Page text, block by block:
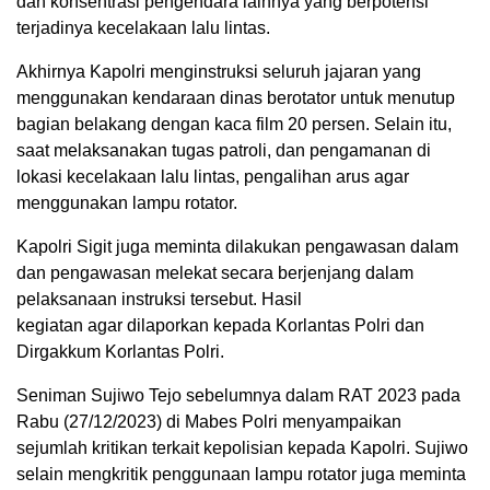
terjadinya kecelakaan lalu lintas.
Akhirnya Kapolri menginstruksi seluruh jajaran yang
menggunakan kendaraan dinas berotator untuk menutup
bagian belakang dengan kaca film 20 persen. Selain itu,
saat melaksanakan tugas patroli, dan pengamanan di
lokasi kecelakaan lalu lintas, pengalihan arus agar
menggunakan lampu rotator.
Kapolri Sigit juga meminta dilakukan pengawasan dalam
dan pengawasan melekat secara berjenjang dalam
pelaksanaan instruksi tersebut. Hasil
kegiatan agar dilaporkan kepada Korlantas Polri dan
Dirgakkum Korlantas Polri.
Seniman Sujiwo Tejo sebelumnya dalam RAT 2023 pada
Rabu (27/12/2023) di Mabes Polri menyampaikan
sejumlah kritikan terkait kepolisian kepada Kapolri. Sujiwo
selain mengkritik penggunaan lampu rotator juga meminta